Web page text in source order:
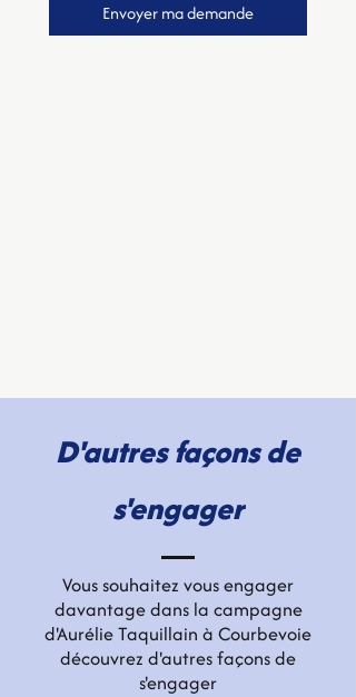
Envoyer ma demande
D'autres façons de
s'engager
Vous souhaitez vous engager
davantage dans la campagne
d'Aurélie Taquillain à Courbevoie
découvrez d'autres façons de
s'engager